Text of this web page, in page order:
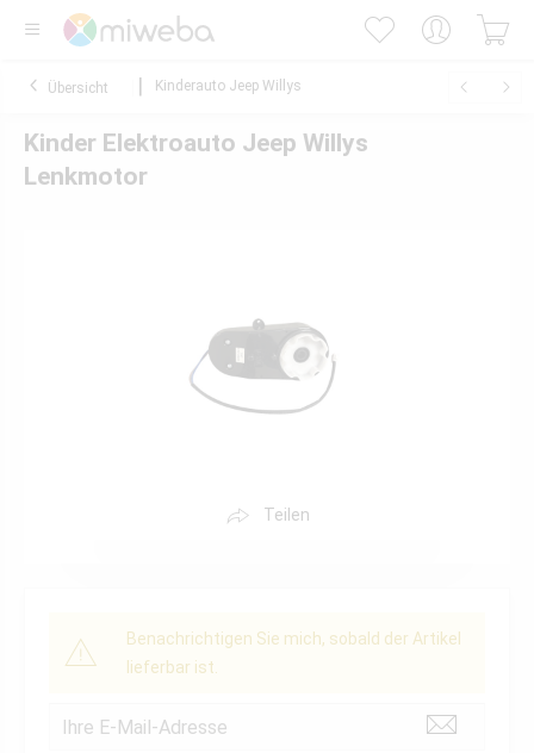
Übersicht Kinderauto Jeep Willys
Kinder Elektroauto Jeep Willys
Lenkmotor
Teilen
Benachrichtigen Sie mich, sobald der Artikel
lieferbar ist.